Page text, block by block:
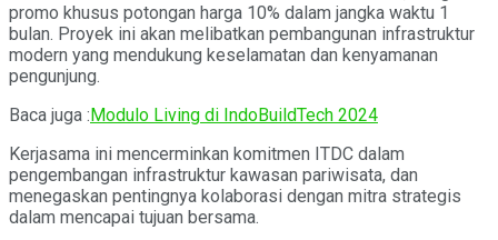
promo khusus potongan harga 10% dalam jangka waktu 1
bulan. Proyek ini akan melibatkan pembangunan infrastruktur
modern yang mendukung keselamatan dan kenyamanan
pengunjung.
Baca juga :Modulo Living di IndoBuildTech 2024
Kerjasama ini mencerminkan komitmen ITDC dalam
pengembangan infrastruktur kawasan pariwisata, dan
menegaskan pentingnya kolaborasi dengan mitra strategis
dalam mencapai tujuan bersama.